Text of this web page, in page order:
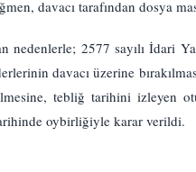
davacı tarafından dosya
nedenlerle; 2577 sayılı İdari
davacı üzerine
tebliğ tarihini izleyen
oybirliğiyle karar verildi.